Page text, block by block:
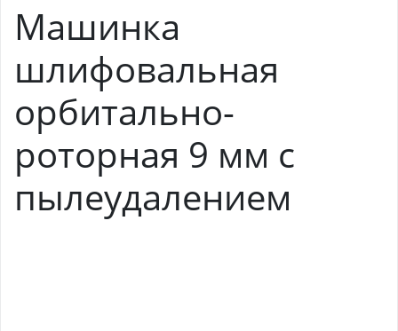
Машинка
шлифовальная
орбитально-
роторная 9 мм с
пылеудалением